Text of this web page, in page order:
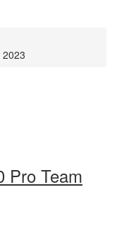
Pro Team